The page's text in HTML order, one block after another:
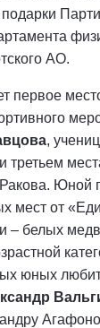
АО.
первое
,
третьем
Юной
мест от
– белых
юных